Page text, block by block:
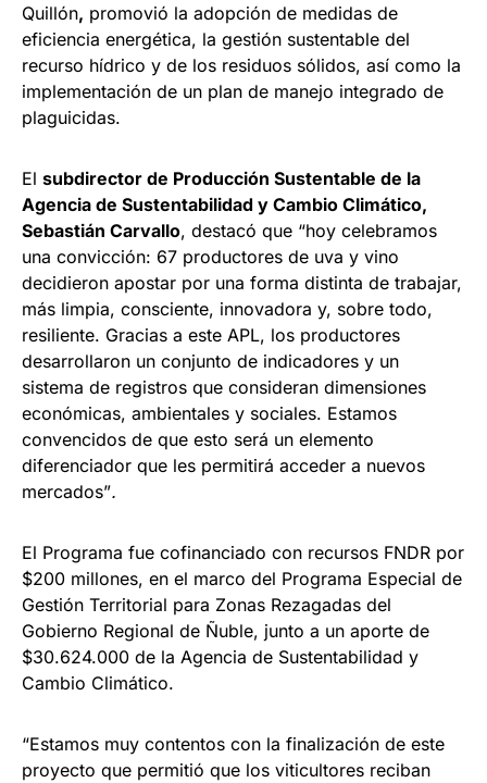
Quillón, promovió la adopción de medidas de
eficiencia energética, la gestión sustentable del
recurso hídrico y de los residuos sólidos, así como la
implementación de un plan de manejo integrado de
plaguicidas.
El subdirector de Producción Sustentable de la
Agencia de Sustentabilidad y Cambio Climático,
Sebastián Carvallo, destacó que “hoy celebramos
una convicción: 67 productores de uva y vino
decidieron apostar por una forma distinta de trabajar,
más limpia, consciente, innovadora y, sobre todo,
resiliente. Gracias a este APL, los productores
desarrollaron un conjunto de indicadores y un
sistema de registros que consideran dimensiones
económicas, ambientales y sociales. Estamos
convencidos de que esto será un elemento
diferenciador que les permitirá acceder a nuevos
mercados”.
El Programa fue cofinanciado con recursos FNDR por
$200 millones, en el marco del Programa Especial de
Gestión Territorial para Zonas Rezagadas del
Gobierno Regional de Ñuble, junto a un aporte de
$30.624.000 de la Agencia de Sustentabilidad y
Cambio Climático.
“Estamos muy contentos con la finalización de este
proyecto que permitió que los viticultores reciban